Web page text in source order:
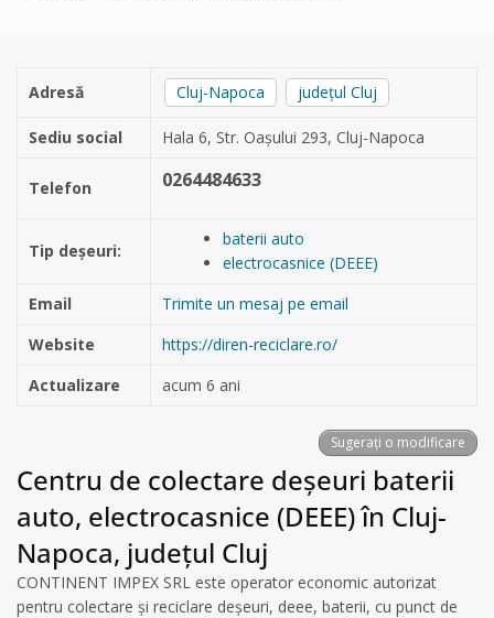
Adresă Cluj-Napoca județul Cluj
Sediu social Hala 6, Str. Oașului 293, Cluj-Napoca
Telefon 0264484633
Tip deșeuri:
baterii auto
electrocasnice (DEEE)
Email
Trimite un mesaj pe email
Website
https://diren-reciclare.ro/
Actualizare
acum 6 ani
Sugerați o modificare
Centru de colectare deșeuri baterii
auto, electrocasnice (DEEE) în Cluj-
Napoca, județul Cluj
CONTINENT IMPEX SRL este operator economic autorizat
pentru colectare și reciclare deșeuri, deee, baterii, cu punct de